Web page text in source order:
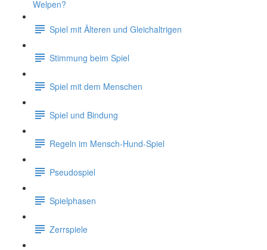
Welpen?
Spiel mit Älteren und Gleichaltrigen
Stimmung beim Spiel
Spiel mit dem Menschen
Spiel und Bindung
Regeln im Mensch-Hund-Spiel
Pseudospiel
Spielphasen
Zerrspiele